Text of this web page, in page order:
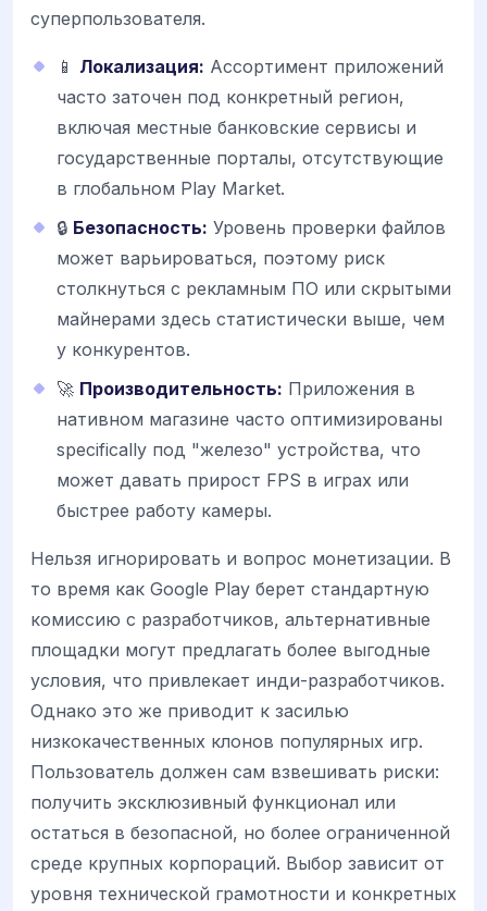
суперпользователя.
📱 Локализация: Ассортимент приложений
часто заточен под конкретный регион,
включая местные банковские сервисы и
государственные порталы, отсутствующие
в глобальном Play Market.
🔒 Безопасность: Уровень проверки файлов
может варьироваться, поэтому риск
столкнуться с рекламным ПО или скрытыми
майнерами здесь статистически выше, чем
у конкурентов.
🚀 Производительность: Приложения в
нативном магазине часто оптимизированы
specifically под "железо" устройства, что
может давать прирост FPS в играх или
быстрее работу камеры.
Нельзя игнорировать и вопрос монетизации. В
то время как Google Play берет стандартную
комиссию с разработчиков, альтернативные
площадки могут предлагать более выгодные
условия, что привлекает инди-разработчиков.
Однако это же приводит к засилью
низкокачественных клонов популярных игр.
Пользователь должен сам взвешивать риски:
получить эксклюзивный функционал или
остаться в безопасной, но более ограниченной
среде крупных корпораций. Выбор зависит от
уровня технической грамотности и конкретных